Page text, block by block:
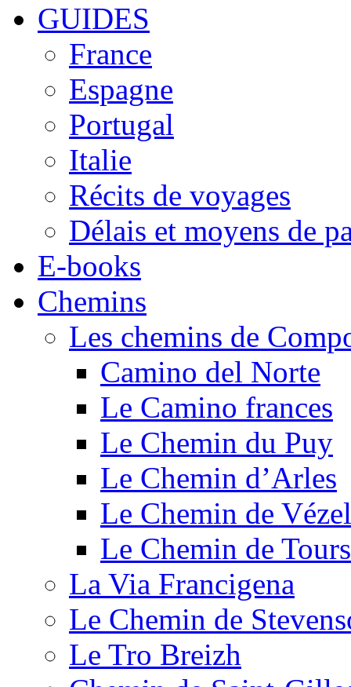
GUIDES
France
Espagne
Portugal
Italie
Récits de voyages
Délais et moyens de
E-books
Chemins
Les chemins de
Camino del Norte
Le Camino frances
Le Chemin du Puy
Le Chemin d’Arles
Le Chemin de
Le Chemin de Tours
La Via Francigena
Le Chemin de
Le Tro Breizh